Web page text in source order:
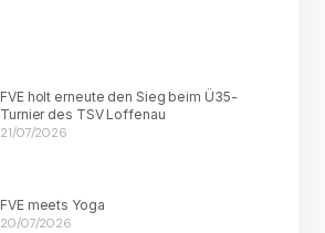
FVE holt erneute den Sieg beim Ü35-
Turnier des TSV Loffenau
21/07/2026
FVE meets Yoga
20/07/2026